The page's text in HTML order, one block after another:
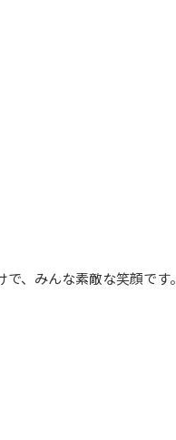
、みんな素敵な笑顔です。